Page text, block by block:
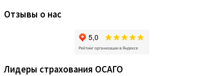
Отзывы о нас
Лидеры страхования ОСАГО